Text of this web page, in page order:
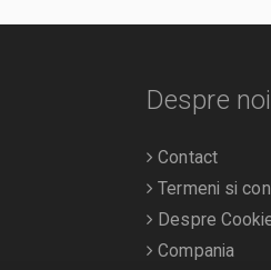
Despre noi
Contact
Termeni si
Despre
Compania